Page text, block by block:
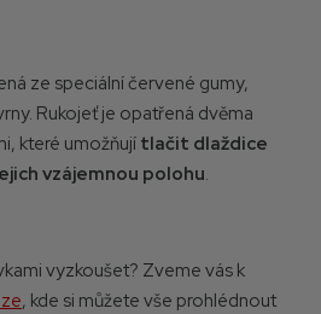
ze speciální červené gumy,
Rukojeť je opatřená dvěma
které umožňují tlačit dlaždice
vzájemnou polohu.
vyzkoušet? Zveme vás k
, kde si můžete vše prohlédnout